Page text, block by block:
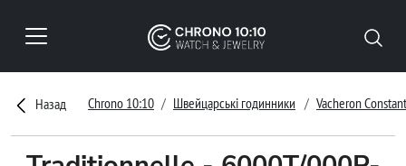
Назад Chrono 10:10 Швейцарські годинники Vacheron